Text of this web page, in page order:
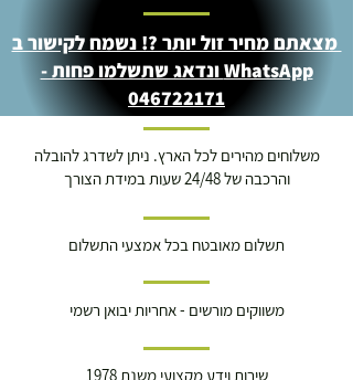
מצאתם מחיר זול יותר ?! נשמח לקישור ב
WhatsApp ונדאג שתשלמו פחות -
046722171
משלוחים מהירים לכל הארץ. ניתן לשדרג להובלה
והרכבה של 24/48 שעות במידת הצורך
תשלום מאובטח בכל אמצעי התשלום
משווקים מורשים - אחריות יבואן רשמי
שירות וידע מקצועי משנת 1978